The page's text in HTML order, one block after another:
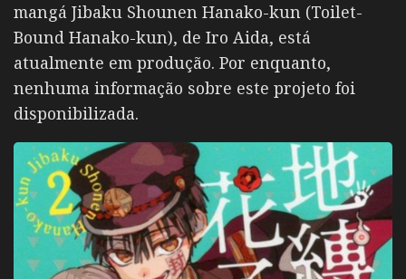
mangá Jibaku Shounen Hanako-kun (Toilet-
Bound Hanako-kun), de Iro Aida, está
atualmente em produção. Por enquanto,
nenhuma informação sobre este projeto foi
disponibilizada.